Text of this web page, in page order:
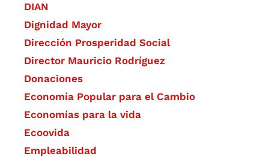
DIAN
Dignidad Mayor
Dirección Prosperidad Social
Director Mauricio Rodríguez
Donaciones
Economía Popular para el Cambio
Economías para la vida
Ecoovida
Empleabilidad